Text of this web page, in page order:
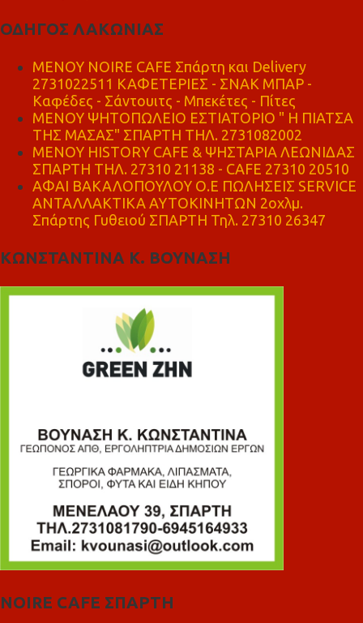
ΟΔΗΓΟΣ ΛΑΚΩΝΙΑΣ
MENOY NOIRE CAFE Σπάρτη και Delivery
2731022511 ΚΑΦΕΤΕΡΙΕΣ - ΣΝΑΚ ΜΠΑΡ -
Καφέδες - Σάντουιτς - Μπεκέτες - Πίτες
ΜΕΝΟΥ ΨΗΤΟΠΩΛΕΙΟ ΕΣΤΙΑΤΟΡΙΟ " Η ΠΙΑΤΣΑ
ΤΗΣ ΜΑΣΑΣ" ΣΠΑΡΤΗ ΤΗΛ. 2731082002
ΜΕΝΟΥ HISTORY CAFE & ΨΗΣΤΑΡΙΑ ΛΕΩΝΙΔΑΣ
ΣΠΑΡΤΗ ΤΗΛ. 27310 21138 - CAFE 27310 20510
ΑΦΑΙ ΒΑΚΑΛΟΠΟΥΛΟΥ Ο.Ε ΠΩΛΗΣΕΙΣ SERVICE
ΑΝΤΑΛΛΑΚΤΙΚΑ ΑΥΤΟΚΙΝΗΤΩΝ 2οχλμ.
Σπάρτης Γυθειού ΣΠΑΡΤΗ Τηλ. 27310 26347
ΚΩΝΣΤΑΝΤΙΝΑ Κ. ΒΟΥΝΑΣΗ
NOIRE CAFE ΣΠΑΡΤΗ